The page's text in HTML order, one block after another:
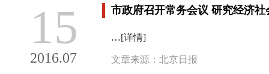
15
2016.07
市政府召开常务会议 研究经济
…[详情]
文章来源：北京日报